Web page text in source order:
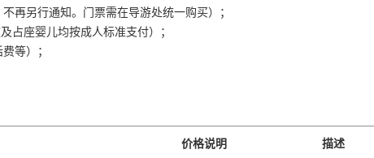
再另行通知。门票需在导游处统一购买）；
占座婴儿均按成人标准支付）；
等）；
价格说明 描述